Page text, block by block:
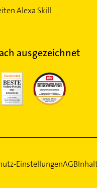
Alexa Skill
ausgezeichnet
EinstellungenAGB